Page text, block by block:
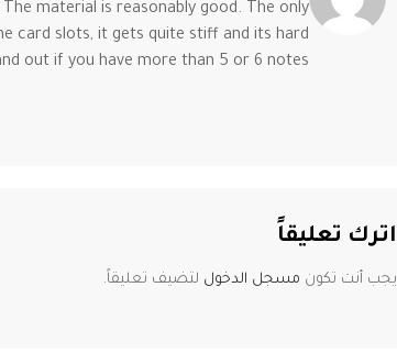
material is reasonably good. The only
card slots, it gets quite stiff and its hard
out if you have more than 5 or 6 notes.
اترك تعليقاً
يجب أنت تكون مسجل الدخول لتضيف تعليقاً.